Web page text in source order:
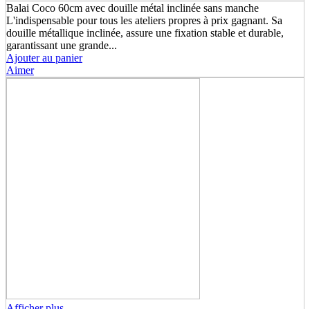
Balai Coco 60cm avec douille métal inclinée sans manche
L'indispensable pour tous les ateliers propres à prix gagnant. Sa
douille métallique inclinée, assure une fixation stable et durable,
garantissant une grande...
Ajouter au panier
Aimer